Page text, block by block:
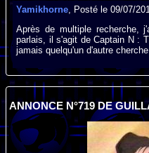
Yamikhorne , Posté le 09/07/
Après de multiple recherche,
parlais, il s'agit de Captain N :
jamais quelqu'un d'autre
ANNONCE N°719 DE